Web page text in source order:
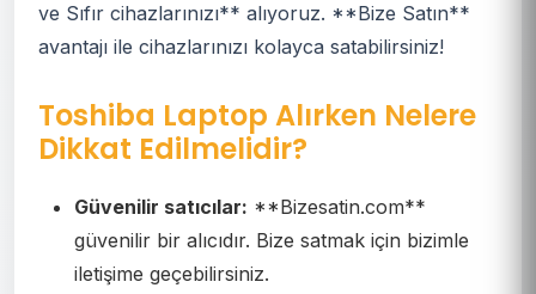
ve Sıfır cihazlarınızı** alıyoruz. **Bize Satın**
avantajı ile cihazlarınızı kolayca satabilirsiniz!
Toshiba Laptop Alırken Nelere
Dikkat Edilmelidir?
Güvenilir satıcılar: **Bizesatin.com**
güvenilir bir alıcıdır. Bize satmak için bizimle
iletişime geçebilirsiniz.